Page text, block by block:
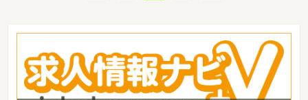
きよしだい）国定公園、原生林と渓谷美の西中国山地国定公園等の
景勝地を抱き、四季折々の変化に富んでいるというような特徴があ
るエリアです。